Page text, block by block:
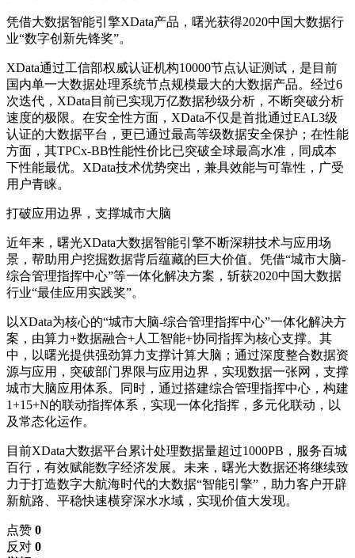
凭借大数据智能引擎XData产品，曙光获得2020中国大数据行
业“数字创新先锋奖”。
XData通过工信部权威认证机构10000节点认证测试，是目前
国内单一大数据处理系统节点规模最大的大数据产品。经过6
次迭代，XData目前已实现万亿数据秒级分析，不断突破分析
速度的极限。在安全性方面，XData不仅是首批通过EAL3级
认证的大数据平台，更已通过最高等级数据安全保护；在性能
方面，其TPCx-BB性能性价比已突破全球最高水准，同成本
下性能最优。XData技术优势突出，兼具效能与可靠性，广受
用户青睐。
打破应用边界，支撑城市大脑
近年来，曙光XData大数据智能引擎不断深耕技术与应用场
景，帮助用户挖掘数据背后蕴藏的巨大价值。凭借“城市大脑-
综合管理指挥中心”等一体化解决方案，斩获2020中国大数据
行业“最佳应用实践奖”。
以XData为核心的“城市大脑-综合管理指挥中心”一体化解决方
案，由算力+数据融合+人工智能+协同指挥为核心支撑。其
中，以曙光提供强劲算力支撑计算大脑；通过深度整合数据资
源与应用，突破部门界限与应用边界，实现数据一张网，支撑
城市大脑应用体系。同时，通过搭建综合管理指挥中心，构建
1+15+N的联动指挥体系，实现一体化指挥，多元化联动，以
及常态化运作。
目前XData大数据平台累计处理数据量超过1000PB，服务百城
百行，有效赋能数字经济发展。未来，曙光大数据还将继续致
力于打造数字大航海时代的大数据“智能引擎”，助力客户开辟
新航路、平稳快速横穿深水水域，实现价值大发现。
点赞 0
反对 0